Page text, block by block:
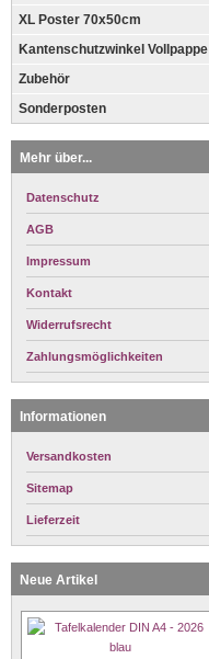
XL Poster 70x50cm
Kantenschutzwinkel Vollpappe
Zubehör
Sonderposten
Mehr über...
Datenschutz
AGB
Impressum
Kontakt
Widerrufsrecht
Zahlungsmöglichkeiten
Informationen
Versandkosten
Sitemap
Lieferzeit
Neue Artikel